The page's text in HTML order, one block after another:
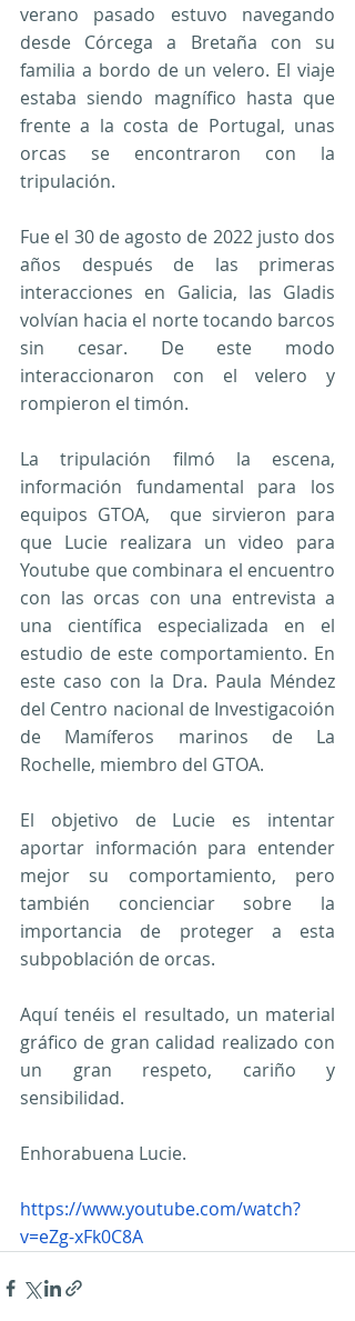
verano pasado estuvo navegando
desde Córcega a Bretaña con su
familia a bordo de un velero. El viaje
estaba siendo magnífico hasta que
frente a la costa de Portugal, unas
orcas se encontraron con la
tripulación.
Fue el 30 de agosto de 2022 justo dos
años después de las primeras
interacciones en Galicia, las Gladis
volvían hacia el norte tocando barcos
sin cesar. De este modo
interaccionaron con el velero y
rompieron el timón.
La tripulación filmó la escena,
información fundamental para los
equipos GTOA,  que sirvieron para
que Lucie realizara un video para
Youtube que combinara el encuentro
con las orcas con una entrevista a
una científica especializada en el
estudio de este comportamiento. En
este caso con la Dra. Paula Méndez
del Centro nacional de Investigacoión
de Mamíferos marinos de La
Rochelle, miembro del GTOA.
El objetivo de Lucie es intentar
aportar información para entender
mejor su comportamiento, pero
también concienciar sobre la
importancia de proteger a esta
subpoblación de orcas.
Aquí tenéis el resultado, un material
gráfico de gran calidad realizado con
un gran respeto, cariño y
sensibilidad.
Enhorabuena Lucie.
https://www.youtube.com/watch?
v=eZg-xFk0C8A